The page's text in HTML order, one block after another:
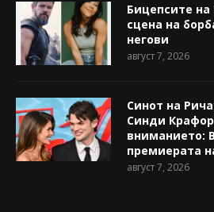
Бицепсите
сцена на
негови
август 7, 2026
Синот на
Синди
вниманието:
премиерата
август 7, 2026